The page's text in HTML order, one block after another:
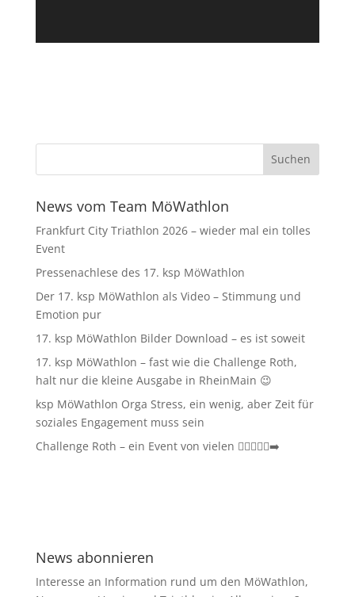
News vom Team MöWathlon
Frankfurt City Triathlon 2026 – wieder mal ein tolles
Event
Pressenachlese des 17. ksp MöWathlon
Der 17. ksp MöWathlon als Video – Stimmung und
Emotion pur
17. ksp MöWathlon Bilder Download – es ist soweit
17. ksp MöWathlon – fast wie die Challenge Roth,
halt nur die kleine Ausgabe in RheinMain 😉
ksp MöWathlon Orga Stress, ein wenig, aber Zeit für
soziales Engagement muss sein
Challenge Roth – ein Event von vielen 🏊‍♀️🚴‍♂️🏃‍➡️
News abonnieren
Interesse an Information rund um den MöWathlon,